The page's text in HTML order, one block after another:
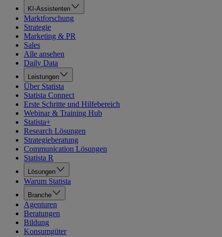
KI-Assistenten
Marktforschung
Strategie
Marketing & PR
Sales
Alle ansehen
Daily Data
Leistungen
Über Statista
Statista Connect
Erste Schritte und Hilfebereich
Webinar & Training Hub
Statista+
Research Lösungen
Strategieberatung
Communication Lösungen
Statista R
Lösungen
Warum Statista
Branche
Agenturen
Beratungen
Bildung
Konsumgüter